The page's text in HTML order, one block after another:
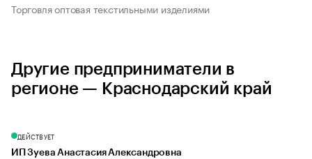
Торговля оптовая текстильными изделиями
Другие предприниматели в
регионе — Краснодарский край
ДЕЙСТВУЕТ
ИП Зуева Анастасия Александровна